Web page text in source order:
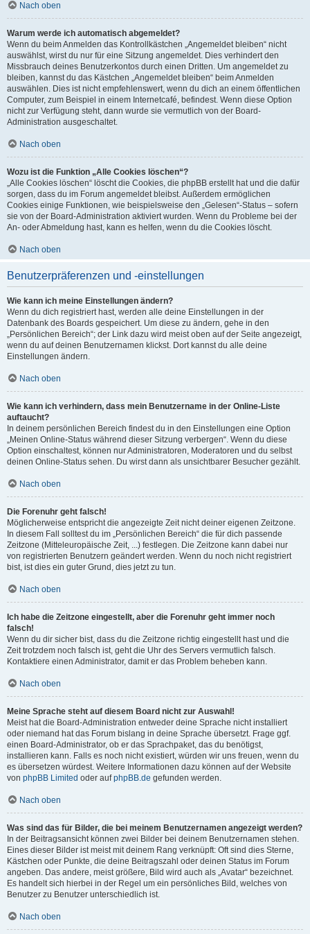
Nach oben
Warum werde ich automatisch abgemeldet?
Wenn du beim Anmelden das Kontrollkästchen „Angemeldet bleiben“ nicht
auswählst, wirst du nur für eine Sitzung angemeldet. Dies verhindert den
Missbrauch deines Benutzerkontos durch einen Dritten. Um angemeldet zu
bleiben, kannst du das Kästchen „Angemeldet bleiben“ beim Anmelden
auswählen. Dies ist nicht empfehlenswert, wenn du dich an einem öffentlichen
Computer, zum Beispiel in einem Internetcafé, befindest. Wenn diese Option
nicht zur Verfügung steht, dann wurde sie vermutlich von der Board-
Administration ausgeschaltet.
Nach oben
Wozu ist die Funktion „Alle Cookies löschen“?
„Alle Cookies löschen“ löscht die Cookies, die phpBB erstellt hat und die dafür
sorgen, dass du im Forum angemeldet bleibst. Außerdem ermöglichen
Cookies einige Funktionen, wie beispielsweise den „Gelesen“-Status – sofern
sie von der Board-Administration aktiviert wurden. Wenn du Probleme bei der
An- oder Abmeldung hast, kann es helfen, wenn du die Cookies löscht.
Nach oben
Benutzerpräferenzen und -einstellungen
Wie kann ich meine Einstellungen ändern?
Wenn du dich registriert hast, werden alle deine Einstellungen in der
Datenbank des Boards gespeichert. Um diese zu ändern, gehe in den
„Persönlichen Bereich“; der Link dazu wird meist oben auf der Seite angezeigt,
wenn du auf deinen Benutzernamen klickst. Dort kannst du alle deine
Einstellungen ändern.
Nach oben
Wie kann ich verhindern, dass mein Benutzername in der Online-Liste
auftaucht?
In deinem persönlichen Bereich findest du in den Einstellungen eine Option
„Meinen Online-Status während dieser Sitzung verbergen“. Wenn du diese
Option einschaltest, können nur Administratoren, Moderatoren und du selbst
deinen Online-Status sehen. Du wirst dann als unsichtbarer Besucher gezählt.
Nach oben
Die Forenuhr geht falsch!
Möglicherweise entspricht die angezeigte Zeit nicht deiner eigenen Zeitzone.
In diesem Fall solltest du im „Persönlichen Bereich“ die für dich passende
Zeitzone (Mitteleuropäische Zeit, ...) festlegen. Die Zeitzone kann dabei nur
von registrierten Benutzern geändert werden. Wenn du noch nicht registriert
bist, ist dies ein guter Grund, dies jetzt zu tun.
Nach oben
Ich habe die Zeitzone eingestellt, aber die Forenuhr geht immer noch
falsch!
Wenn du dir sicher bist, dass du die Zeitzone richtig eingestellt hast und die
Zeit trotzdem noch falsch ist, geht die Uhr des Servers vermutlich falsch.
Kontaktiere einen Administrator, damit er das Problem beheben kann.
Nach oben
Meine Sprache steht auf diesem Board nicht zur Auswahl!
Meist hat die Board-Administration entweder deine Sprache nicht installiert
oder niemand hat das Forum bislang in deine Sprache übersetzt. Frage ggf.
einen Board-Administrator, ob er das Sprachpaket, das du benötigst,
installieren kann. Falls es noch nicht existiert, würden wir uns freuen, wenn du
es übersetzen würdest. Weitere Informationen dazu können auf der Website
von phpBB Limited oder aufphpBB.de gefunden werden.
Nach oben
Was sind das für Bilder, die bei meinem Benutzernamen angezeigt werden?
In der Beitragsansicht können zwei Bilder bei deinem Benutzernamen stehen.
Eines dieser Bilder ist meist mit deinem Rang verknüpft: Oft sind dies Sterne,
Kästchen oder Punkte, die deine Beitragszahl oder deinen Status im Forum
angeben. Das andere, meist größere, Bild wird auch als „Avatar“ bezeichnet.
Es handelt sich hierbei in der Regel um ein persönliches Bild, welches von
Benutzer zu Benutzer unterschiedlich ist.
Nach oben